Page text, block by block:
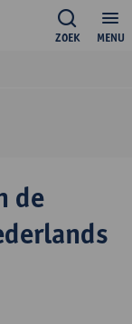
MENU
ZOEK
de